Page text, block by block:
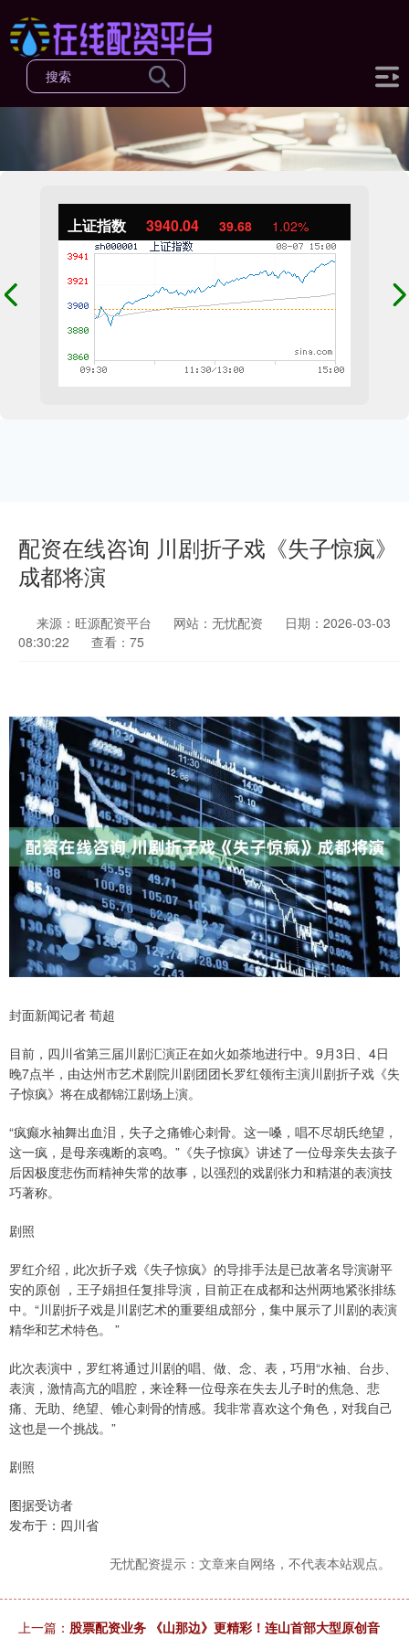
上证指数 3940.04 39.68 1.02%
配资在线咨询 川剧折子戏《失子惊疯》
成都将演
来源：旺源配资平台 网站：无忧配资
日期：2026-03-03
08:30:22
查看：75
封面新闻记者 荀超
目前，四川省第三届川剧汇演正在如火如荼地进行中。9月3日、4日
晚7点半，由达州市艺术剧院川剧团团长罗红领衔主演川剧折子戏《失
子惊疯》将在成都锦江剧场上演。
“疯癫水袖舞出血泪，失子之痛锥心刺骨。这一嗓，唱不尽胡氏绝望，
这一疯，是母亲魂断的哀鸣。”《失子惊疯》讲述了一位母亲失去孩子
后因极度悲伤而精神失常的故事，以强烈的戏剧张力和精湛的表演技
巧著称。
剧照
罗红介绍，此次折子戏《失子惊疯》的导排手法是已故著名导演谢平
安的原创 ，王子娟担任复排导演，目前正在成都和达州两地紧张排练
中。“川剧折子戏是川剧艺术的重要组成部分，集中展示了川剧的表演
精华和艺术特色。 ”
此次表演中，罗红将通过川剧的唱、做、念、表，巧用“水袖、台步、
表演，激情高亢的唱腔，来诠释一位母亲在失去儿子时的焦急、悲
痛、无助、绝望、锥心刺骨的情感。我非常喜欢这个角色，对我自己
这也是一个挑战。”
剧照
图据受访者
发布于：四川省
无忧配资提示：文章来自网络，不代表本站观点。
上一篇： 股票配资业务 《山那边》更精彩！连山首部大型原创音